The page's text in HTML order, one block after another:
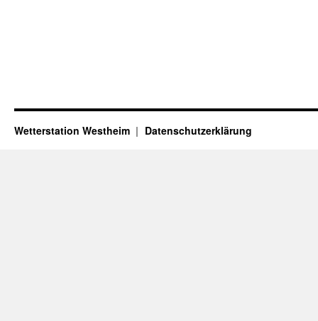
Wetterstation Westheim Datenschutzerklärung